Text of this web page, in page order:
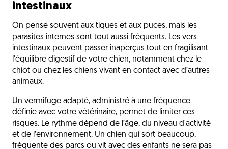
intestinaux
On pense souvent aux tiques et aux puces, mais les
parasites internes sont tout aussi fréquents. Les vers
intestinaux peuvent passer inaperçus tout en fragilisant
l'équilibre digestif de votre chien, notamment chez le
chiot ou chez les chiens vivant en contact avec d’autres
animaux.
Un vermifuge adapté, administré à une fréquence
définie avec votre vétérinaire, permet de limiter ces
risques. Le rythme dépend de l’âge, du niveau d'activité
et de l’environnement. Un chien qui sort beaucoup,
fréquente des parcs ou vit avec des enfants ne sera pas